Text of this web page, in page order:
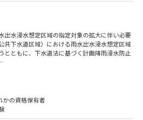
出水浸水想定区域の指定対象の拡大に伴い必要
共下水道区域）における雨水出水浸水想定区域
とともに、下水道法に基づく計画降雨浸水防止
と呼ばれる局地的な大雨等により全国各地で浸
水道事業においては、気候変動を踏まえた都市
られています。都市部で施工される大口径都市
かの資格保有者